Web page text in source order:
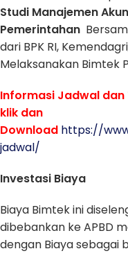
Studi Manajemen
Pemerintahan
dari BPK RI,
Melaksanakan Bimtek
Informasi Jadwal dan
klik dan
Download https://
jadwal/
Investasi Biaya
Biaya Bimtek ini
dibebankan ke APBD
dengan Biaya sebagai